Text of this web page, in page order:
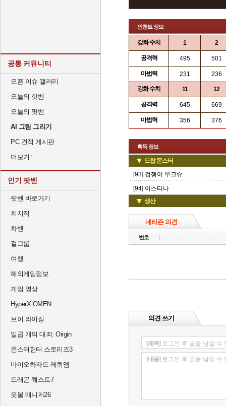
공통 커뮤니티
오픈 이슈 갤러리
오늘의 핫벤
오늘의 팟벤
AI 그림 그리기
PC 견적 게시판
더보기
인기 팟벤
팟벤 바로가기
치지직
차벤
걸그룹
여행
해외게임정보
게임 영상
HyperX OMEN
브이 라이징
일곱 개의 대죄: Origin
몬스터헌터 스토리즈3
바이오하자드 레퀴엠
드래곤 퀘스트7
풋볼 매니저26
인챈트 정보
강화 수치 1 2
공격력 495 501
마법력 231 236
강화 수치 11 12
공격력 645 669
마법력 356 376
획득 정보
드랍 몬스터
[93] 겁쟁이 무크슈
[94] 이스티나
생산
네티즌 의견
번호
의견 쓰기
[제목] 로그인 후 글을 남길 수
[내용] 로그인 후 글을 남길 수